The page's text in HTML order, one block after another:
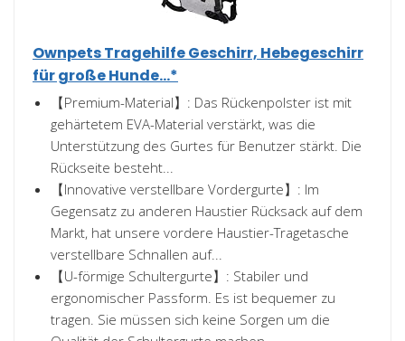
Ownpets Tragehilfe Geschirr, Hebegeschirr
für große Hunde...*
【Premium-Material】: Das Rückenpolster ist mit
gehärtetem EVA-Material verstärkt, was die
Unterstützung des Gurtes für Benutzer stärkt. Die
Rückseite besteht...
【Innovative verstellbare Vordergurte】: Im
Gegensatz zu anderen Haustier Rücksack auf dem
Markt, hat unsere vordere Haustier-Tragetasche
verstellbare Schnallen auf...
【U-förmige Schultergurte】: Stabiler und
ergonomischer Passform. Es ist bequemer zu
tragen. Sie müssen sich keine Sorgen um die